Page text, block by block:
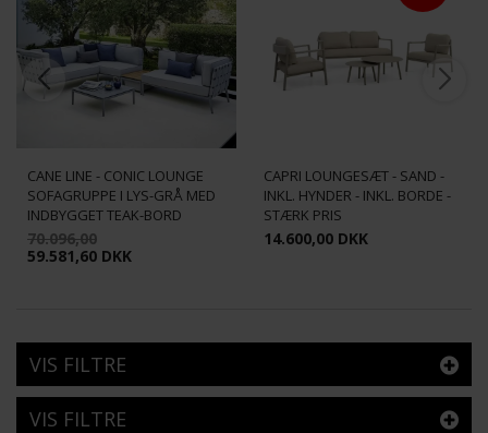
CANE LINE - CONIC LOUNGE
SOFAGRUPPE I LYS-GRÅ MED
INDBYGGET TEAK-BORD
70.096,00
59.581,60 DKK
CAPRI LOUNGESÆT - SAND -
INKL. HYNDER - INKL. BORDE -
STÆRK PRIS
14.600,00 DKK
VIS FILTRE
VIS FILTRE